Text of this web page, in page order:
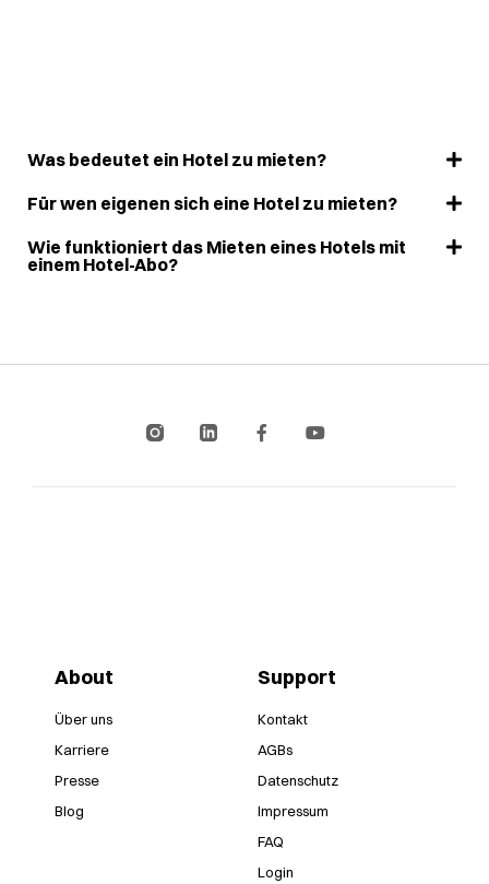
Was bedeutet ein Hotel zu mieten?
Für wen eigenen sich eine Hotel zu mieten?
Wie funktioniert das Mieten eines Hotels mit
einem Hotel-Abo?
About
Über uns
Karriere
Presse
Blog
Support
Kontakt
AGBs
Datenschutz
Impressum
FAQ
Login